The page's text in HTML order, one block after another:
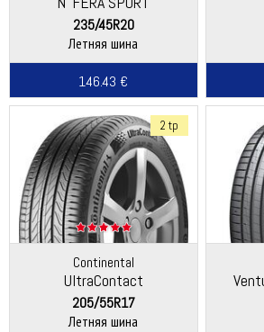
235/45R20
Летняя шина
146.43 €
2 tp
Continental
UltraContact
205/55R17
Летняя шина